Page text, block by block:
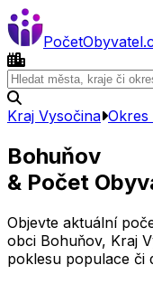
PočetObyvatel
Kraj Vysočina Okres
Bohuňov
& Počet
Objevte aktuální
obci Bohuňov, Kraj
poklesu populace či